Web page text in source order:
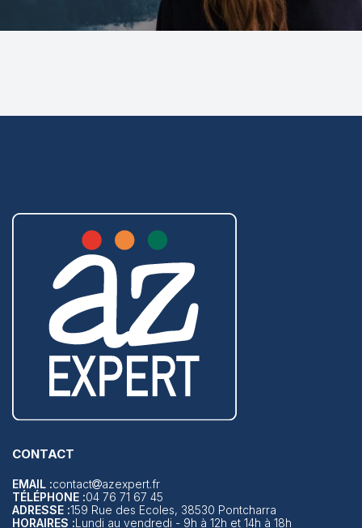
CONTACT
EMAIL :contact
azexpert.fr
TÉLÉPHONE :04 76 71 67 45
ADRESSE :159 Rue des Ecoles, 38530 Pontcharra
HORAIRES :Lundi au vendredi - 9h à 12h et 14h à 18h